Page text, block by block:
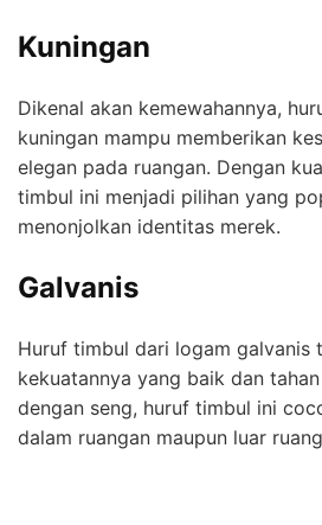
Kuningan
Dikenal akan kemewahannya,
kuningan mampu memberikan
elegan pada ruangan. Dengan
timbul ini menjadi pilihan yang
menonjolkan identitas merek.
Galvanis
Huruf timbul dari logam galvanis
kekuatannya yang baik dan
dengan seng, huruf timbul ini
dalam ruangan maupun luar